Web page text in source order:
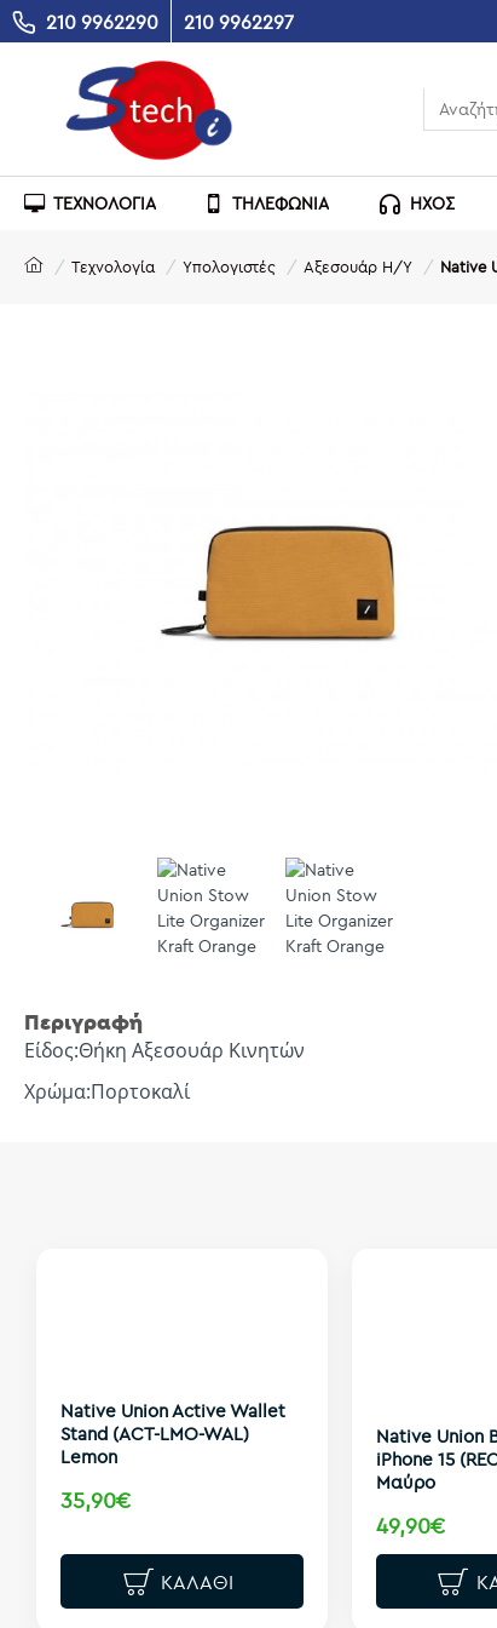
210 9962290 210 9962297
ΤΕΧΝΟΛΟΓΙΑ ΤΗΛΕΦΩΝΙΑ ΗΧΟΣ
Τεχνολογία Υπολογιστές Αξεσουάρ Η/Υ Native
Περιγραφή
Είδος:Θήκη Αξεσουάρ Κινητών
Χρώμα:Πορτοκαλί
Native Union Active Wallet
Stand (ACT-LMO-WAL)
Lemon
35,90€
ΚΑΛΆΘΙ
Native Union
iPhone 15
Μαύρο
49,90€